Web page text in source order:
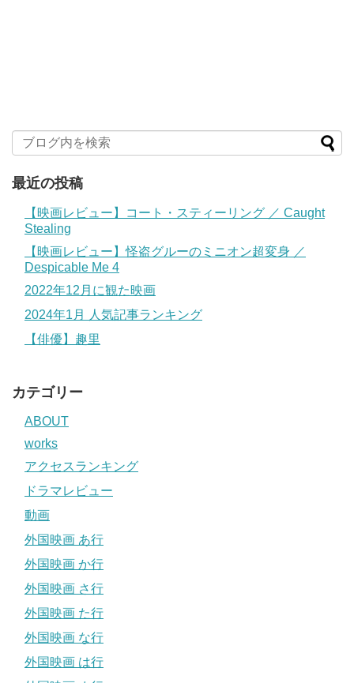
最近の投稿
【映画レビュー】コート・スティーリング ／ Caught
Stealing
【映画レビュー】怪盗グルーのミニオン超変身 ／
Despicable Me 4
2022年12月に観た映画
2024年1月 人気記事ランキング
【俳優】趣里
カテゴリー
ABOUT
works
アクセスランキング
ドラマレビュー
動画
外国映画 あ行
外国映画 か行
外国映画 さ行
外国映画 た行
外国映画 な行
外国映画 は行